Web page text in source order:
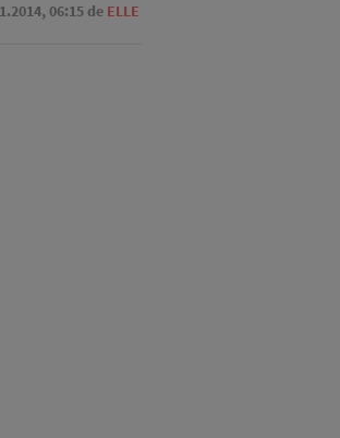
06:15 de ELLE